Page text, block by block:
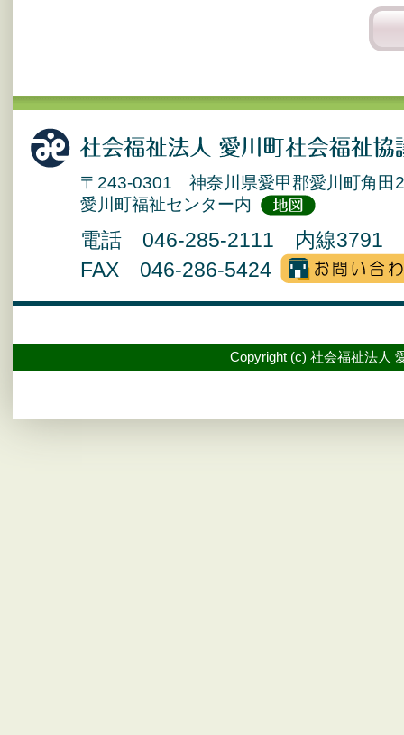
〒243-0301 神奈川県愛甲郡愛川町角田
愛川町福祉センター内
電話 046-285-2111 内線
FAX 046-286-5424
Copyright (c) 社会福祉法人